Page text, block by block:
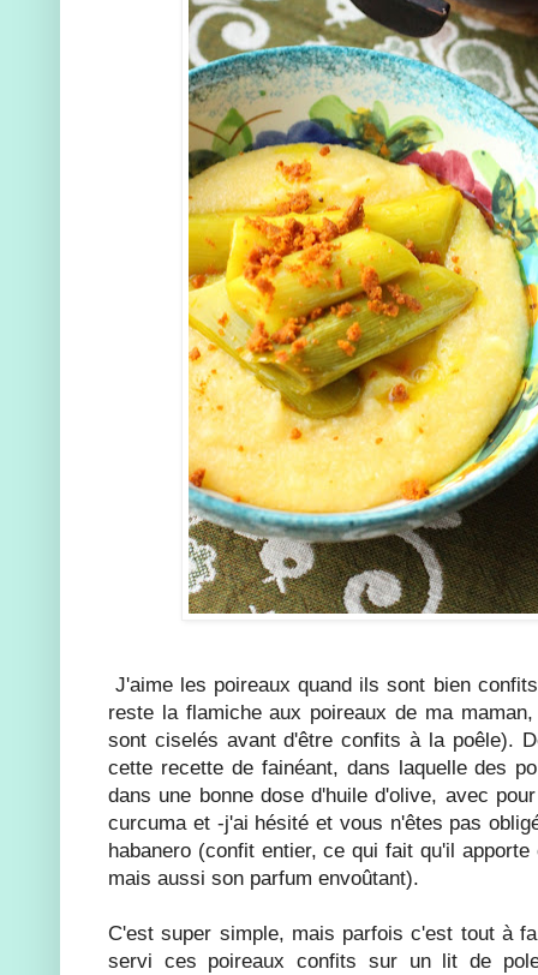
J'aime les poireaux quand ils sont bien
reste la flamiche aux poireaux de ma
sont ciselés avant d'être confits à la poêle).
cette recette de fainéant, dans laquelle des
dans une bonne dose d'huile d'olive, avec
curcuma et -j'ai hésité et vous n'êtes pas
habanero (confit entier, ce qui fait qu'il
mais aussi son parfum envoûtant).
C'est super simple, mais parfois c'est tout à
servi ces poireaux confits sur un lit de